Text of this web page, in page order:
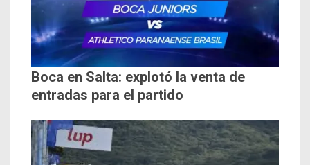
Boca en Salta: explotó la venta de
entradas para el partido